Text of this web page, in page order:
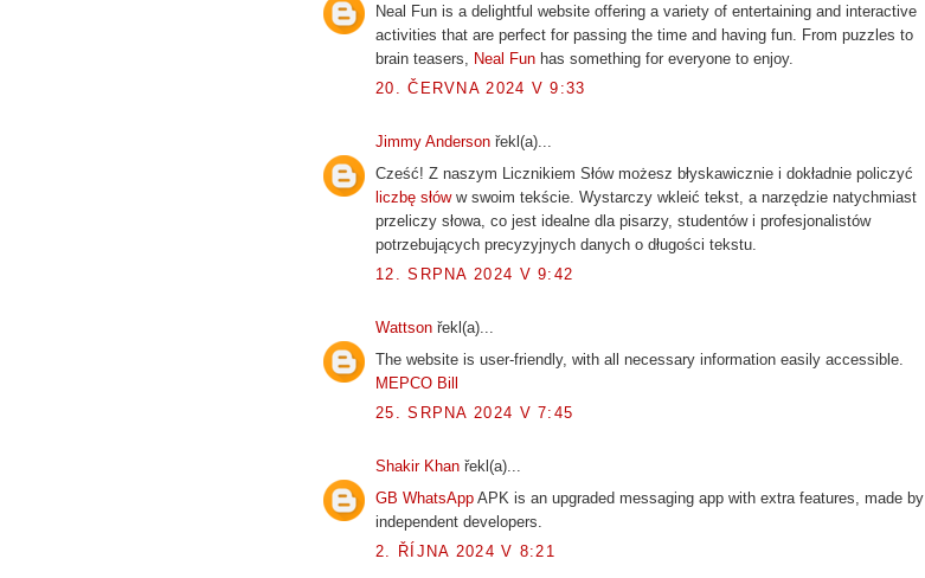
Neal Fun is a delightful website offering a variety of entertaining and interactive
activities that are perfect for passing the time and having fun. From puzzles to
brain teasers, Neal Fun has something for everyone to enjoy.
20. ČERVNA 2024 V 9:33
Jimmy Anderson řekl(a)...
Cześć! Z naszym Licznikiem Słów możesz błyskawicznie i dokładnie policzyć
liczbę słóww swoim tekście. Wystarczy wkleić tekst, a narzędzie natychmiast
przeliczy słowa, co jest idealne dla pisarzy, studentów i profesjonalistów
potrzebujących precyzyjnych danych o długości tekstu.
12. SRPNA 2024 V 9:42
Wattson řekl(a)...
The website is user-friendly, with all necessary information easily accessible.
MEPCO Bill
25. SRPNA 2024 V 7:45
Shakir Khan řekl(a)...
GB WhatsApp APK is an upgraded messaging app with extra features, made by
independent developers.
2. ŘÍJNA 2024 V 8:21